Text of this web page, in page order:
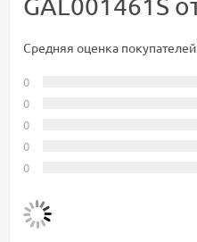
GAL001461S
Средняя оценка
0
0
0
0
0